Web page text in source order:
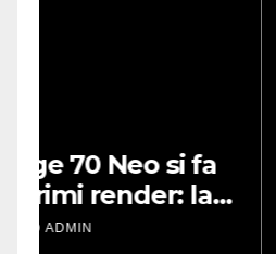
iPhone 18 Pro,
rischio: la
potrebbe far
8 AGOSTO 2026